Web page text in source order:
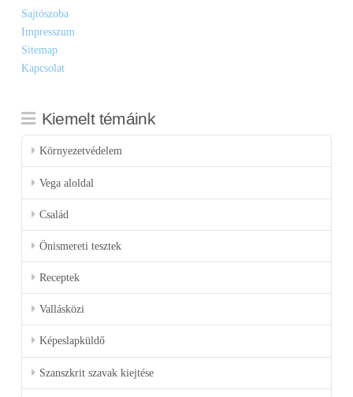
Sajtószoba
Impresszum
Sitemap
Kapcsolat
Kiemelt témáink
Környezetvédelem
Vega aloldal
Család
Önismereti tesztek
Receptek
Vallásközi
Képeslapküldő
Szanszkrit szavak kiejtése